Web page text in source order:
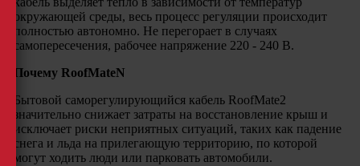
окружающей среды, весь процесс регуляции происходит
полностью автономно. Не перегорает в случаях
самопересечения, рабочее напряжение 220 - 240 В.
Почему RoofMateN
Бытовой саморегулирующийся кабель RoofMate2
значительно снижает затраты на восстановление крыш и
исключает риски неприятных ситуаций, таких как падение
снега и льда на прилегающую территорию, по которой
могут ходить люди или парковать автомобили.